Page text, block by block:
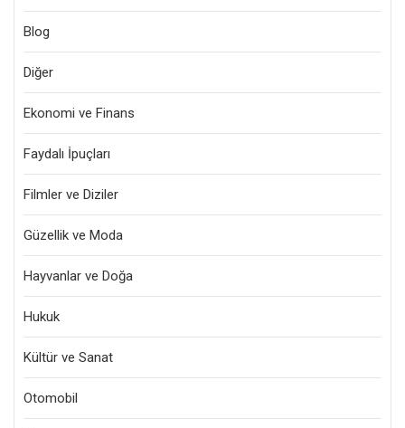
Blog
Diğer
Ekonomi ve Finans
Faydalı İpuçları
Filmler ve Diziler
Güzellik ve Moda
Hayvanlar ve Doğa
Hukuk
Kültür ve Sanat
Otomobil